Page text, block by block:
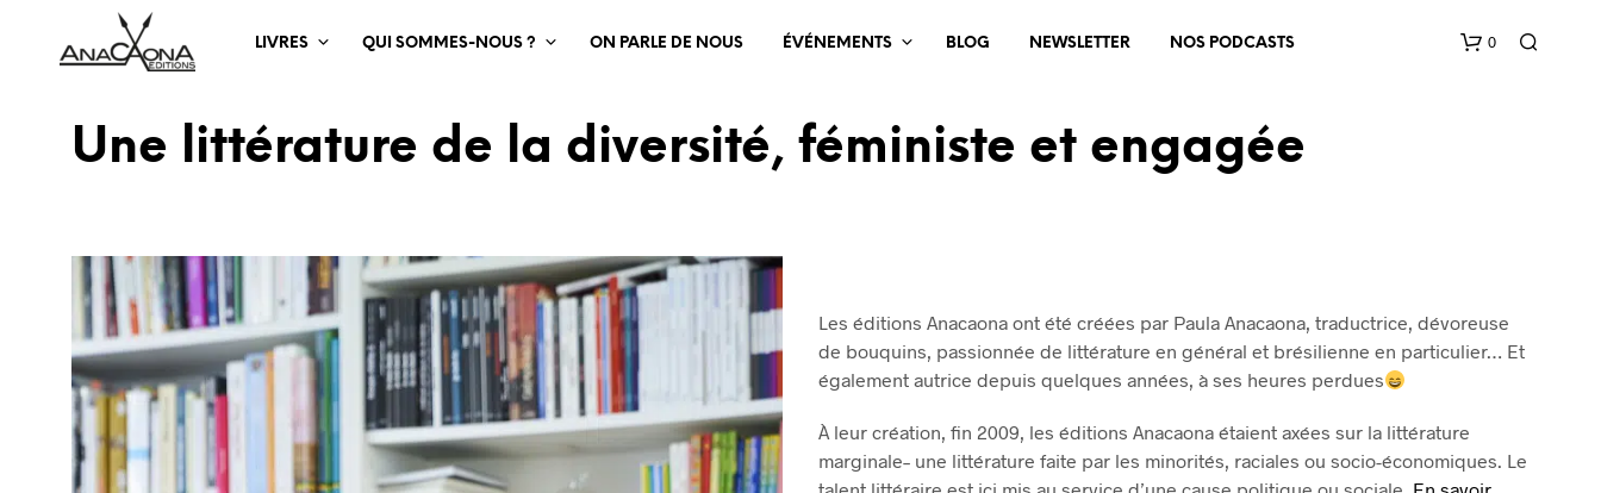
LIVRES QUI SOMMES-NOUS ? ON PARLE DE NOUS ÉVÉNEMENTS BLOG NEWSLETTER NOS PODCASTS 0
O
A
Une littérature de la diversité, féministe et engagée
Les éditions Anacaona ont été créées par Paula Anacaona, traductrice, dévoreuse
de bouquins, passionnée de littérature en général et brésilienne en particulier… Et
également autrice depuis quelques années, à ses heures perdues
À leur création, fin 2009, les éditions Anacaona étaient axées sur la littérature
marginale– une littérature faite par les minorités, raciales ou socio-économiques. Le